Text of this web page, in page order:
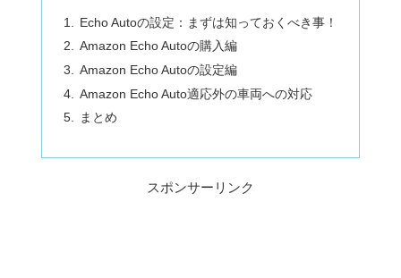
Echo Autoの設定：まずは知っておくべき事！
Amazon Echo Autoの購入編
Amazon Echo Autoの設定編
Amazon Echo Auto適応外の車両への対応
まとめ
スポンサーリンク